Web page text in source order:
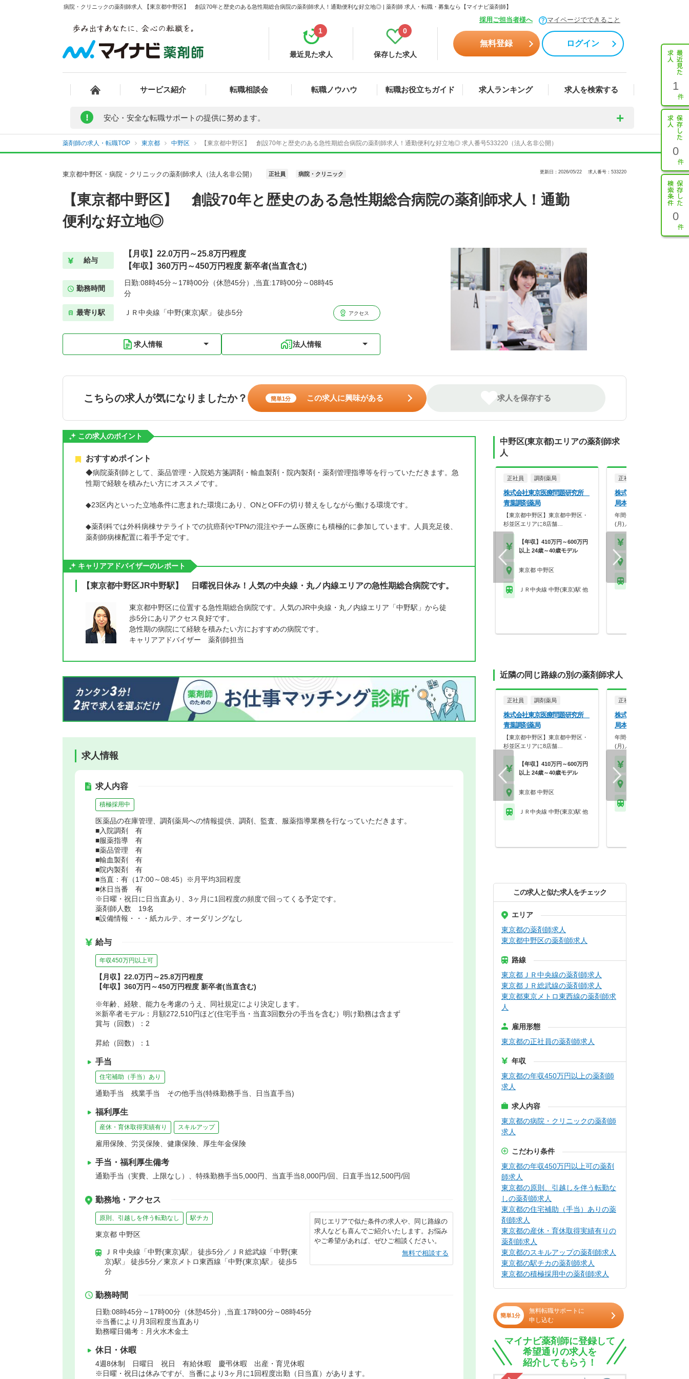
病院・クリニックの薬剤師求人 【東京都中野区】 創設70年と歴史のある急性期総合病院の薬剤師求人！通勤便利な好立地◎ | 薬剤師 求人・転職・募集なら【マイナビ薬剤師】
採用ご担当者様へ マイページでできること
最近見た求人
1
保存した求人
0
無料登録 ログイン
サービス紹介 転職相談会 転職ノウハウ 転職お役立ちガイド 求人ランキング 求人を検索する 1
0
0
! 安心・安全な転職サポートの提供に努めます。
薬剤師の求人・転職TOP 東京都 中野区 【東京都中野区】 創設70年と歴史のある急性期総合病院の薬剤師求人！通勤便利な好立地◎ 求人番号533220（法人名非公開）
東京都中野区・病院・クリニックの薬剤師求人（法人名非公開） 正社員 病院・クリニック 更新日：2026/05/22 求人番号：533220
【東京都中野区】 創設70年と歴史のある急性期総合病院の薬剤師求人！通勤
便利な好立地◎
給与
【月収】22.0万円～25.8万円程度
【年収】360万円～450万円程度 新卒者(当直含む)
勤務時間
日勤:08時45分～17時00分（休憩45分）,当直:17時00分～08時45
分
最寄り駅 ＪＲ中央線「中野(東京)駅」 徒歩5分 アクセス
求人情報 法人情報
こちらの求人が気になりましたか？ 簡単1分 この求人に興味がある 求人を保存する
この求人のポイント
おすすめポイント
◆病院薬剤師として、薬品管理・入院処方箋調剤・輸血製剤・院内製剤・薬剤管理指導等を行っていただきます。急
性期で経験を積みたい方にオススメです。
◆23区内といった立地条件に恵まれた環境にあり、ONとOFFの切り替えをしながら働ける環境です。
◆薬剤科では外科病棟サテライトでの抗癌剤やTPNの混注やチーム医療にも積極的に参加しています。人員充足後、
薬剤師病棟配置に着手予定です。
キャリアアドバイザーのレポート
【東京都中野区JR中野駅】 日曜祝日休み！人気の中央線・丸ノ内線エリアの急性期総合病院です。
東京都中野区に位置する急性期総合病院です。人気のJR中央線・丸ノ内線エリア「中野駅」から徒
歩5分にありアクセス良好です。
急性期の病院にて経験を積みたい方におすすめの病院です。
キャリアアドバイザー 薬剤師担当
求人情報
求人内容
積極採用中
医薬品の在庫管理、調剤薬局への情報提供、調剤、監査、服薬指導業務を行なっていただきます。
■入院調剤 有
■服薬指導 有
■薬品管理 有
■輸血製剤 有
■院内製剤 有
■当直：有（17:00～08:45）※月平均3回程度
■休日当番 有
※日曜・祝日に日当直あり、3ヶ月に1回程度の頻度で回ってくる予定です。
薬剤師人数 19名
■設備情報・・・紙カルテ、オーダリングなし
給与
年収450万円以上可
【月収】22.0万円～25.8万円程度
【年収】360万円～450万円程度 新卒者(当直含む)
※年齢、経験、能力を考慮のうえ、同社規定により決定します。
※新卒者モデル：月額272,510円ほど(住宅手当・当直3回数分の手当を含む）明け勤務は含まず
賞与（回数）：2
昇給（回数）：1
手当
住宅補助（手当）あり
通勤手当 残業手当 その他手当(特殊勤務手当、日当直手当)
福利厚生
産休・育休取得実績有り スキルアップ
雇用保険、労災保険、健康保険、厚生年金保険
手当・福利厚生備考
通勤手当（実費、上限なし）、特殊勤務手当5,000円、当直手当8,000円/回、日直手当12,500円/回
勤務地・アクセス
原則、引越しを伴う転勤なし 駅チカ
東京都 中野区
ＪＲ中央線「中野(東京)駅」 徒歩5分／ＪＲ総武線「中野(東
京)駅」 徒歩5分／東京メトロ東西線「中野(東京)駅」 徒歩5
分
同じエリアで似た条件の求人や、同じ路線の
求人なども喜んでご紹介いたします。お悩み
やご希望があれば、ぜひご相談ください。
無料で相談する
勤務時間
日勤:08時45分～17時00分（休憩45分）,当直:17時00分～08時45分
※当番により月3回程度当直あり
勤務曜日備考：月火水木金土
休日・休暇
4週8休制 日曜日 祝日 有給休暇 慶弔休暇 出産・育児休暇
※日曜・祝日は休みですが、当番により3ヶ月に1回程度出勤（日当直）があります。
中野区(東京都)エリアの薬剤師求
人
正社員 調剤薬局
株式会社東京医療問題研究所
青葉調剤薬局
【東京都中野区】東京都中野区・
杉並区エリアに8店舗…
【年収】410万円～600万円
以上 24歳～40歳モデル
東京都 中野区
ＪＲ中央線 中野(東京)駅 他
正社員
株式会社なごみ薬局 な
局本店
年間休日120日／平均残業5
(月)／18時終業…
近隣の同じ路線の別の薬剤師求人
正社員 調剤薬局
株式会社東京医療問題研究所
青葉調剤薬局
【東京都中野区】東京都中野区・
杉並区エリアに8店舗…
【年収】410万円～600万円
以上 24歳～40歳モデル
東京都 中野区
ＪＲ中央線 中野(東京)駅 他
正社員
株式会社なごみ薬局 な
局本店
年間休日120日／平均残業5
(月)／18時終業…
この求人と似た求人をチェック
エリア
東京都の薬剤師求人
東京都中野区の薬剤師求人
路線
東京都ＪＲ中央線の薬剤師求人
東京都ＪＲ総武線の薬剤師求人
東京都東京メトロ東西線の薬剤師求
人
雇用形態
東京都の正社員の薬剤師求人
年収
東京都の年収450万円以上の薬剤師
求人
求人内容
東京都の病院・クリニックの薬剤師
求人
こだわり条件
東京都の年収450万円以上可の薬剤
師求人
東京都の原則、引越しを伴う転勤な
しの薬剤師求人
東京都の住宅補助（手当）ありの薬
剤師求人
東京都の産休・育休取得実績有りの
薬剤師求人
東京都のスキルアップの薬剤師求人
東京都の駅チカの薬剤師求人
東京都の積極採用中の薬剤師求人
簡単1分
無料転職サポートに
申し込む
マイナビ薬剤師に登録して
希望通りの求人を
紹介してもらう！